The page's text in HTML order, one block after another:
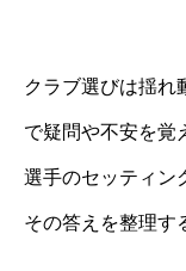
クラブ選びは揺れ
で疑問や不安を覚
選手のセッティン
その答えを整理す